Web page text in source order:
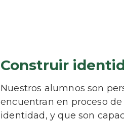
Construir
Nuestros alumnos son
encuentran en proceso
identidad, y que son